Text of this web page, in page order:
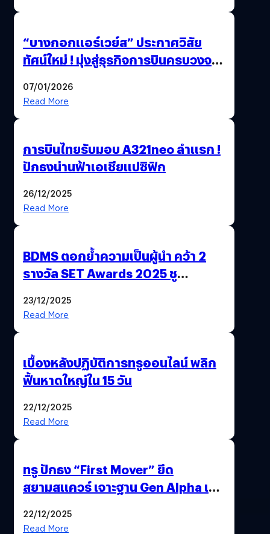
“บางกอกแอร์เวย์ส” ประกาศวิสัย
ทัศน์ใหม่ ! มุ่งสู่ธุรกิจการบินครบวงจร
สังคม
07/01/2026
Read More
การบินไทยรับมอบ A321neo ลำแรก !
ปักธงน่านฟ้าเอเชียแปซิฟิก
26/12/2025
Read More
BDMS ตอกย้ำความเป็นผู้นำ คว้า 2
รางวัล SET Awards 2025 ชู
สุขภาพไทยสู่ความยั่งยืน
23/12/2025
Read More
เบื้องหลังปฏิบัติการทรูออนไลน์ พลิก
ฟื้นหาดใหญ่ใน 15 วัน
22/12/2025
Read More
ทรู ปักธง “First Mover” ยึด
สยามสแควร์ เจาะฐาน Gen Alpha เมื่อ
ยุคถัดไป
22/12/2025
Read More